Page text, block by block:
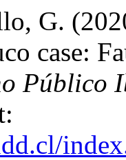
G.
case:
Público